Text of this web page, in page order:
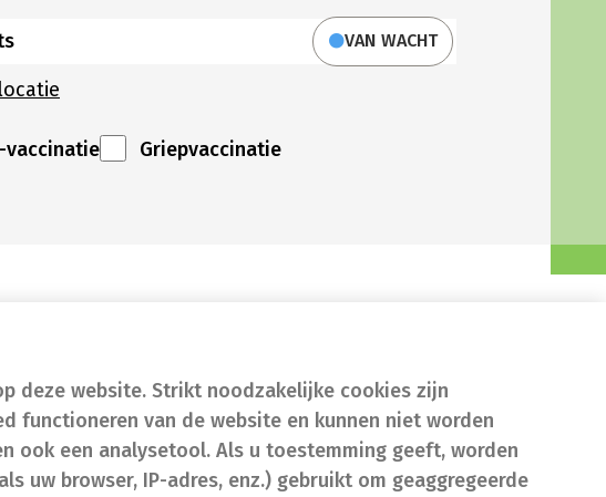
deze website. Strikt noodzakelijke cookies zijn
functioneren van de website en kunnen niet worden
ook een analysetool. Als u toestemming geeft, worden
uw browser, IP-adres, enz.) gebruikt om geaggregeerde
VAN WACHT
vaccinatie Griepvaccinatie